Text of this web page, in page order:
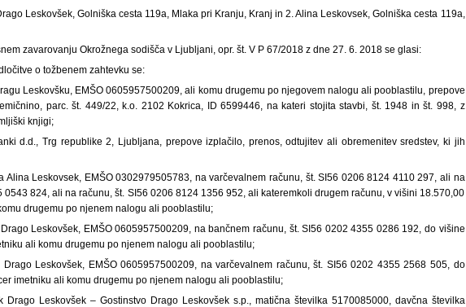
Leskovšek, Golniška cesta 119a, Mlaka pri Kranju, Kranj in 2. Alina Leskovsek, Golniška cesta 119a,
zavarovanju Okrožnega sodišča v Ljubljani, opr. št. V P 67/2018 z dne 27. 6. 2018 se glasi:
o tožbenem zahtevku se:
Leskovšku, EMŠO 0605957500209, ali komu drugemu po njegovem nalogu ali pooblastilu, prepove
parc.št. 449/22, k.o. 2102 Kokrica, ID 6599446, na kateri stojita stavbi, št. 1948 in št. 998, z
knjigi;
d.d., Trg republike 2, Ljubljana, prepove izplačilo, prenos, odtujitev ali obremenitev sredstev, ki jih
Alina Leskovsek, EMŠO 0302979505783, na varčevalnem računu, št. SI56 0206 8124 4110 297, ali na
0543 824, ali na računu, št. SI56 0206 8124 1356 952, ali kateremkoli drugem računu, v višini 18.570,00
drugemu po njenem nalogu ali pooblastilu;
Leskovšek, EMŠO 0605957500209, na bančnem računu, št. SI56 0202 4355 0286 192, do višine
ali komu drugemu po njenem nalogu ali pooblastilu;
Leskovšek, EMŠO 0605957500209, na varčevalnem računu, št. SI56 0202 4355 2568 505, do
imetniku ali komu drugemu po njenem nalogu ali pooblastilu;
Drago Leskovšek – Gostinstvo Drago Leskovšek s.p., matična številka 5170085000, davčna številka